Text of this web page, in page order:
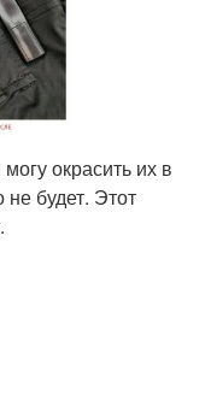
окрасить их в
будет. Этот